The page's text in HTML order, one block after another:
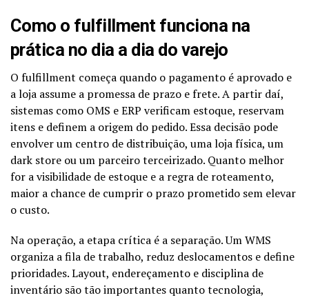
Como o fulfillment funciona na
prática no dia a dia do varejo
O fulfillment começa quando o pagamento é aprovado e
a loja assume a promessa de prazo e frete. A partir daí,
sistemas como OMS e ERP verificam estoque, reservam
itens e definem a origem do pedido. Essa decisão pode
envolver um centro de distribuição, uma loja física, um
dark store ou um parceiro terceirizado. Quanto melhor
for a visibilidade de estoque e a regra de roteamento,
maior a chance de cumprir o prazo prometido sem elevar
o custo.
Na operação, a etapa crítica é a separação. Um WMS
organiza a fila de trabalho, reduz deslocamentos e define
prioridades. Layout, endereçamento e disciplina de
inventário são tão importantes quanto tecnologia,